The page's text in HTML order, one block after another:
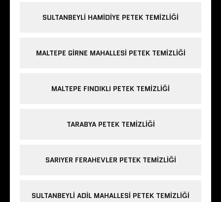
SULTANBEYLI HAMIDIYE PETEK TEMIZLIĞI
MALTEPE GIRNE MAHALLESI PETEK TEMIZLIĞI
MALTEPE FINDIKLI PETEK TEMIZLIĞI
TARABYA PETEK TEMIZLIĞI
SARIYER FERAHEVLER PETEK TEMIZLIĞI
SULTANBEYLI ADIL MAHALLESI PETEK TEMIZLIĞI